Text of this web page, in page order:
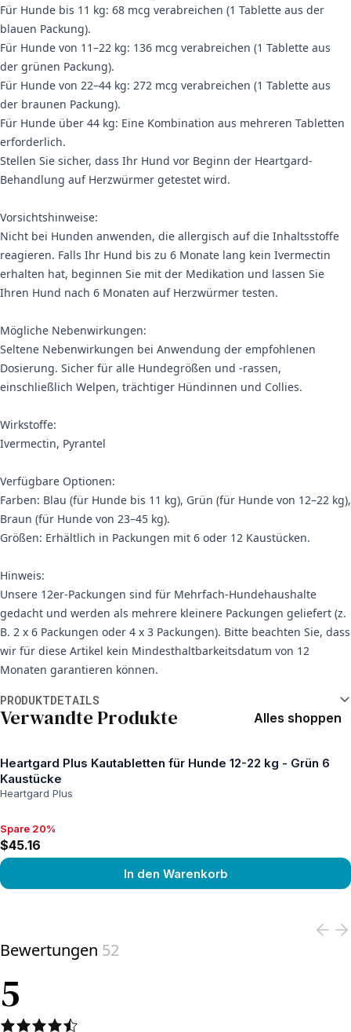
Für Hunde bis 11 kg: 68 mcg verabreichen (1 Tablette aus der
blauen Packung).
Für Hunde von 11–22 kg: 136 mcg verabreichen (1 Tablette aus
der grünen Packung).
Für Hunde von 22–44 kg: 272 mcg verabreichen (1 Tablette aus
der braunen Packung).
Für Hunde über 44 kg: Eine Kombination aus mehreren Tabletten
erforderlich.
Stellen Sie sicher, dass Ihr Hund vor Beginn der Heartgard-
Behandlung auf Herzwürmer getestet wird.
Vorsichtshinweise:
Nicht bei Hunden anwenden, die allergisch auf die Inhaltsstoffe
reagieren. Falls Ihr Hund bis zu 6 Monate lang kein Ivermectin
erhalten hat, beginnen Sie mit der Medikation und lassen Sie
Ihren Hund nach 6 Monaten auf Herzwürmer testen.
Mögliche Nebenwirkungen:
Seltene Nebenwirkungen bei Anwendung der empfohlenen
Dosierung. Sicher für alle Hundegrößen und -rassen,
einschließlich Welpen, trächtiger Hündinnen und Collies.
Wirkstoffe:
Ivermectin, Pyrantel
Verfügbare Optionen:
Farben: Blau (für Hunde bis 11 kg), Grün (für Hunde von 12–22 kg),
Braun (für Hunde von 23–45 kg).
Größen: Erhältlich in Packungen mit 6 oder 12 Kaustücken.
Hinweis:
Unsere 12er-Packungen sind für Mehrfach-Hundehaushalte
gedacht und werden als mehrere kleinere Packungen geliefert (z.
B. 2 x 6 Packungen oder 4 x 3 Packungen). Bitte beachten Sie, dass
wir für diese Artikel kein Mindesthaltbarkeitsdatum von 12
Monaten garantieren können.
PRODUKTDETAILS
Verwandte Produkte Alles shoppen
Heartgard Plus Kautabletten für Hunde 12-22 kg - Grün 6
Kaustücke
Heartgard Plus
Spare 20%, $45.16
Spare 20%
$45.16
In den Warenkorb
Bewertungen 52
5